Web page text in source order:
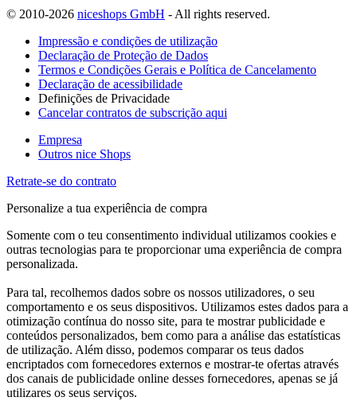
© 2010-2026 niceshops GmbH - All rights reserved.
Impressão e condições de utilização
Declaração de Proteção de Dados
Termos e Condições Gerais e Política de Cancelamento
Declaração de acessibilidade
Definições de Privacidade
Cancelar contratos de subscrição aqui
Empresa
Outros nice Shops
Retrate-se do contrato
Personalize a tua experiência de compra
Somente com o teu consentimento individual utilizamos cookies e
outras tecnologias para te proporcionar uma experiência de compra
personalizada.
Para tal, recolhemos dados sobre os nossos utilizadores, o seu
comportamento e os seus dispositivos. Utilizamos estes dados para a
otimização contínua do nosso site, para te mostrar publicidade e
conteúdos personalizados, bem como para a análise das estatísticas
de utilização. Além disso, podemos comparar os teus dados
encriptados com fornecedores externos e mostrar-te ofertas através
dos canais de publicidade online desses fornecedores, apenas se já
utilizares os seus serviços.